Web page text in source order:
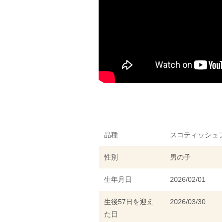
品種 スコティッシュ
性別 男の子
生年月日 2026/02/01
生後57日を迎え
た日
2026/03/30